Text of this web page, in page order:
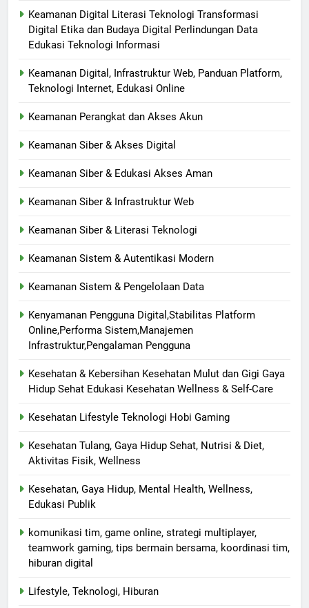
Keamanan Digital Literasi Teknologi Transformasi
Digital Etika dan Budaya Digital Perlindungan Data
Edukasi Teknologi Informasi
Keamanan Digital, Infrastruktur Web, Panduan Platform,
Teknologi Internet, Edukasi Online
Keamanan Perangkat dan Akses Akun
Keamanan Siber & Akses Digital
Keamanan Siber & Edukasi Akses Aman
Keamanan Siber & Infrastruktur Web
Keamanan Siber & Literasi Teknologi
Keamanan Sistem & Autentikasi Modern
Keamanan Sistem & Pengelolaan Data
Kenyamanan Pengguna Digital,Stabilitas Platform
Online,Performa Sistem,Manajemen
Infrastruktur,Pengalaman Pengguna
Kesehatan & Kebersihan Kesehatan Mulut dan Gigi Gaya
Hidup Sehat Edukasi Kesehatan Wellness & Self-Care
Kesehatan Lifestyle Teknologi Hobi Gaming
Kesehatan Tulang, Gaya Hidup Sehat, Nutrisi & Diet,
Aktivitas Fisik, Wellness
Kesehatan, Gaya Hidup, Mental Health, Wellness,
Edukasi Publik
komunikasi tim, game online, strategi multiplayer,
teamwork gaming, tips bermain bersama, koordinasi tim,
hiburan digital
Lifestyle, Teknologi, Hiburan